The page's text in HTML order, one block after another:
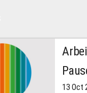
13 Oct